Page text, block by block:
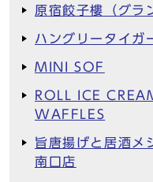
原宿餃子樓（グラ
ハングリータイガ
MINI SOF
ROLL ICE
WAFFLES
旨唐揚げと居酒
南口店